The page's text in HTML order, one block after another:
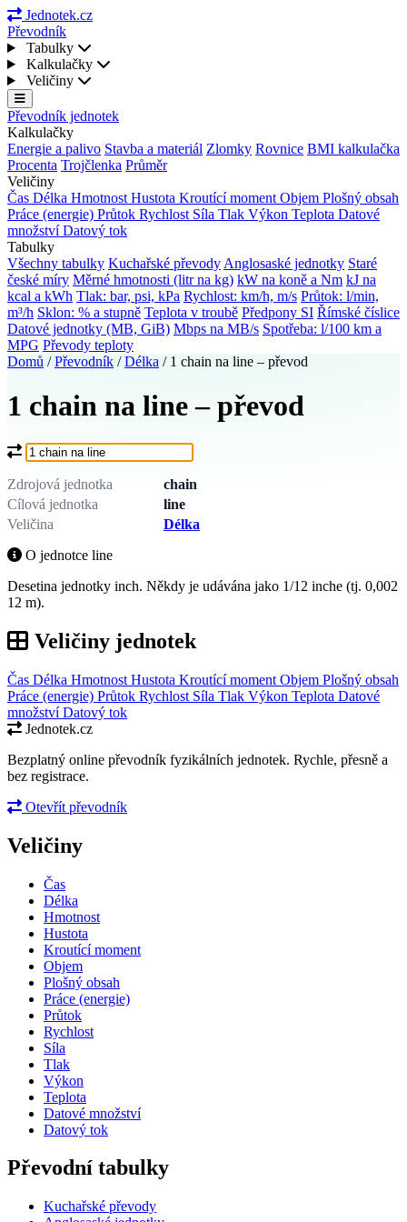
Jednotek.cz
Převodník
Tabulky
Kalkulačky
Veličiny
Převodník jednotek
Kalkulačky
Energie a palivo Stavba a materiál Zlomky Rovnice BMI kalkulačka
Procenta Trojčlenka Průměr
Veličiny
Čas Délka Hmotnost Hustota Kroutící moment Objem Plošný obsah
Práce (energie) Průtok Rychlost Síla Tlak Výkon Teplota Datové
množstvíDatový tok
Tabulky
Všechny tabulky Kuchařské převody Anglosaské jednotky Staré
české míry Měrné hmotnosti (litr na kg) kW na koně a Nm kJ na
kcal a kWh Tlak: bar, psi, kPa Rychlost: km/h, m/s Průtok: l/min,
m³/h Sklon: % a stupně Teplota v troubě Předpony SI Římské číslice
Datové jednotky (MB, GiB) Mbps na MB/s Spotřeba: l/100 km a
MPG Převody teploty
Domů / Převodník / Délka / 1 chain na line – převod
1 chain na line – převod
Co chcete převést?
Zdrojová jednotka
chain
Cílová jednotka
line
Veličina
Délka
O jednotce line
Desetina jednotky inch. Někdy je udávána jako 1/12 inche (tj. 0,002
12 m).
Veličiny jednotek
Čas Délka Hmotnost Hustota Kroutící moment Objem Plošný obsah
Práce (energie) Průtok Rychlost Síla Tlak Výkon Teplota Datové
množstvíDatový tok
Jednotek.cz
Bezplatný online převodník fyzikálních jednotek. Rychle, přesně a
bez registrace.
Otevřít převodník
Veličiny
Čas
Délka
Hmotnost
Hustota
Kroutící moment
Objem
Plošný obsah
Práce (energie)
Průtok
Rychlost
Síla
Tlak
Výkon
Teplota
Datové množství
Datový tok
Převodní tabulky
Kuchařské převody